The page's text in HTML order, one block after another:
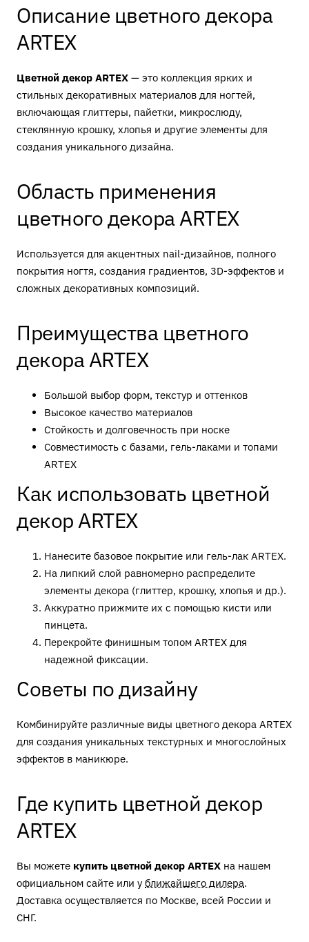
Описание цветного декора
ARTEX
Цветной декор ARTEX — это коллекция ярких и
стильных декоративных материалов для ногтей,
включающая глиттеры, пайетки, микрослюду,
стеклянную крошку, хлопья и другие элементы для
создания уникального дизайна.
Область применения
цветного декора ARTEX
Используется для акцентных nail-дизайнов, полного
покрытия ногтя, создания градиентов, 3D-эффектов и
сложных декоративных композиций.
Преимущества цветного
декора ARTEX
Большой выбор форм, текстур и оттенков
Высокое качество материалов
Стойкость и долговечность при носке
Совместимость с базами, гель-лаками и топами
ARTEX
Как использовать цветной
декор ARTEX
Нанесите базовое покрытие или гель-лак ARTEX.
На липкий слой равномерно распределите
элементы декора (глиттер, крошку, хлопья и др.).
Аккуратно прижмите их с помощью кисти или
пинцета.
Перекройте финишным топом ARTEX для
надежной фиксации.
Советы по дизайну
Комбинируйте различные виды цветного декора ARTEX
для создания уникальных текстурных и многослойных
эффектов в маникюре.
Где купить цветной декор
ARTEX
Вы можете купить цветной декор ARTEX на нашем
официальном сайте или у ближайшего дилера.
Доставка осуществляется по Москве, всей России и
СНГ.